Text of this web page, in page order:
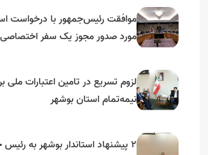
موافقت رئیس‌جمهور با درخواست
مورد صدور مجوز یک سفر اختصاصی
لزوم تسریع در تامین اعتبارات ملی
نیمه‌تمام استان بوشهر
۲ پیشنهاد استاندار بوشهر به